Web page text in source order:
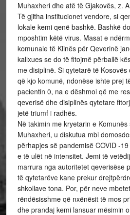
Muhaxheri dhe atë të Gjakovës, z.
Të gjitha institucionet vendore, si
lokale kemi qenë bashkë. Bashkë
mposhtim këtë virus. Masat e
komunale të Klinës për Qeverinë
kallxues se do të fitojmë përballë
me disiplinë. Si qytetarë të
që kjo komunë, ndonëse ishte prej
pacientin 0, na e dëshmoi që me
qeverisë dhe disiplinës qytetare
jetë triumf i radhës.
Në takimin me kryetarin e Komunës
Muhaxheri, u diskutua mbi
përhapjes së pandemisë COVID -
e të ulët në intensitet. Jemi të
marrura nga autoritetet qeverisëse
të qytetarëve kane prekur
shkollave tona. Por, për neve
rëndësisshme që nxënësit të mos
dhe prandaj kemi lansuar mësimin